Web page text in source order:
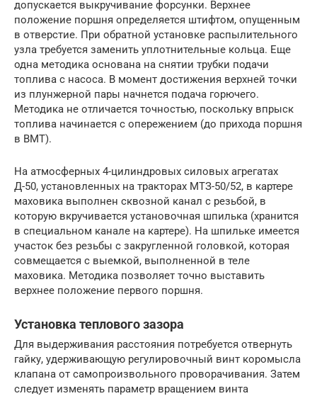
допускается выкручивание форсунки. Верхнее
положение поршня определяется штифтом, опущенным
в отверстие. При обратной установке распылительного
узла требуется заменить уплотнительные кольца. Еще
одна методика основана на снятии трубки подачи
топлива с насоса. В момент достижения верхней точки
из плунжерной пары начнется подача горючего.
Методика не отличается точностью, поскольку впрыск
топлива начинается с опережением (до прихода поршня
в ВМТ).
На атмосферных 4-цилиндровых силовых агрегатах
Д-50, установленных на тракторах МТЗ-50/52, в картере
маховика выполнен сквозной канал с резьбой, в
которую вкручивается установочная шпилька (хранится
в специальном канале на картере). На шпильке имеется
участок без резьбы с закругленной головкой, которая
совмещается с выемкой, выполненной в теле
маховика. Методика позволяет точно выставить
верхнее положение первого поршня.
Установка теплового зазора
Для выдерживания расстояния потребуется отвернуть
гайку, удерживающую регулировочный винт коромысла
клапана от самопроизвольного проворачивания. Затем
следует изменять параметр вращением винта